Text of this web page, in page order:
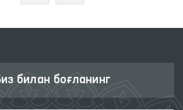
билан боғланинг